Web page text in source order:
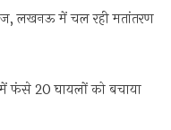
लखनऊ में चल रही मतांतरण
फंसे 20 घायलों को बचाया